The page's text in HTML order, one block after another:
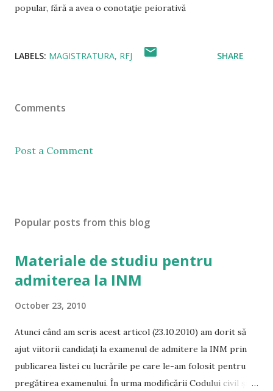
popular, fără a avea o conotaţie peiorativă
LABELS: MAGISTRATURA RFJ SHARE
Comments
Post a Comment
Popular posts from this blog
Materiale de studiu pentru
admiterea la INM
October 23, 2010
Atunci când am scris acest articol (23.10.2010) am dorit să
ajut viitorii candidați la examenul de admitere la INM prin
publicarea listei cu lucrările pe care le-am folosit pentru
pregătirea examenului. În urma modificării Codului civil și a